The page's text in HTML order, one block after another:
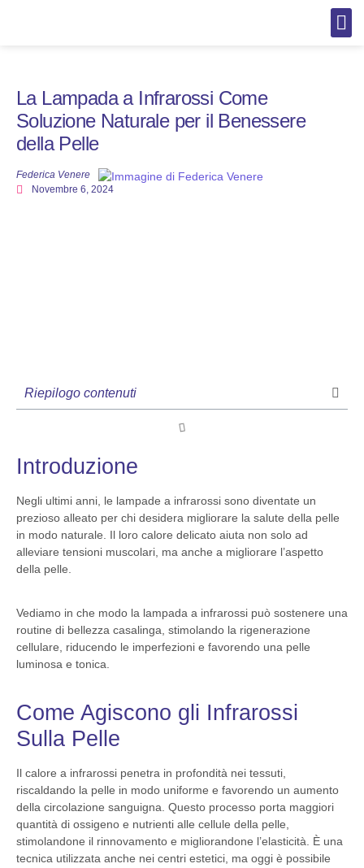
La Lampada a Infrarossi Come
Soluzione Naturale per il Benessere
della Pelle
Federica Venere
Novembre 6, 2024
Riepilogo contenuti
Introduzione
Negli ultimi anni, le lampade a infrarossi sono diventate un
prezioso alleato per chi desidera migliorare la salute della pelle
in modo naturale. Il loro calore delicato aiuta non solo ad
alleviare tensioni muscolari, ma anche a migliorare l’aspetto
della pelle.
Vediamo in che modo la lampada a infrarossi può sostenere una
routine di bellezza casalinga, stimolando la rigenerazione
cellulare, riducendo le imperfezioni e favorendo una pelle
luminosa e tonica.
Come Agiscono gli Infrarossi
Sulla Pelle
Il calore a infrarossi penetra in profondità nei tessuti,
riscaldando la pelle in modo uniforme e favorendo un aumento
della circolazione sanguigna. Questo processo porta maggiori
quantità di ossigeno e nutrienti alle cellule della pelle,
stimolandone il rinnovamento e migliorandone l’elasticità. È una
tecnica utilizzata anche nei centri estetici, ma oggi è possibile